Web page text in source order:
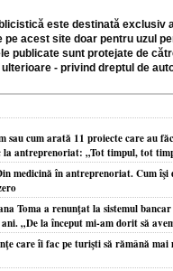
este destinată exclusiv
acest site doar pentru uzul
publicate sunt protejate de
- privind dreptul de
cum arată 11 proiecte care au
la antreprenor­iat: „Tot timpul, tot
medicină în antreprenoriat. Cum îşi
Toma a renunţat la sistemul
„De la început mi-am dorit să
care îi fac pe turişti să rămână